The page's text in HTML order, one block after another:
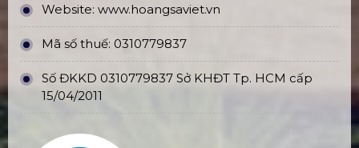
Website: www.hoangsaviet.vn
Mã số thuế: 0310779837
Số ĐKKD 0310779837 Sở KHĐT Tp. HCM cấp
15/04/2011